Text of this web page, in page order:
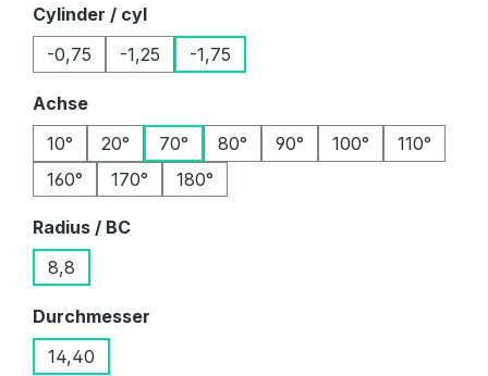
Cylinder / cylauswählen
-0,75
-1,25 -1,75
Achseauswählen
10°
20° 70° 80° 90° 100°
110°
160°
170° 180°
Radius / BCauswählen
8,8
Durchmesser
14,40